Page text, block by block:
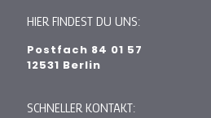
HIER FINDEST DU UNS:
Postfach 84 01 57
12531 Berlin
SCHNELLER KONTAKT: